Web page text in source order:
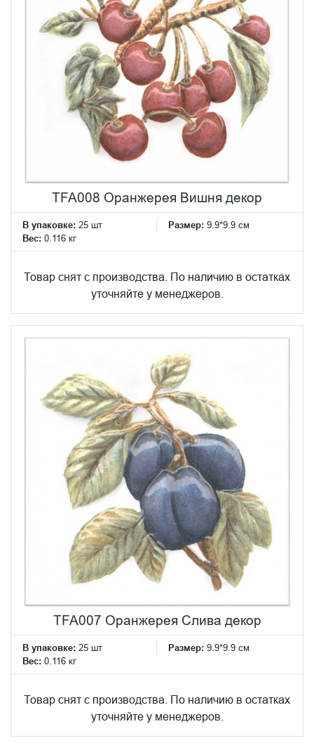
TFA008 Оранжерея Вишня декор
В упаковке: 25 шт Размер: 9.9*9.9 см
Вес: 0.116 кг
Товар снят с производства. По наличию в остатках
уточняйте у менеджеров.
TFA007 Оранжерея Слива декор
В упаковке: 25 шт Размер: 9.9*9.9 см
Вес: 0.116 кг
Товар снят с производства. По наличию в остатках
уточняйте у менеджеров.